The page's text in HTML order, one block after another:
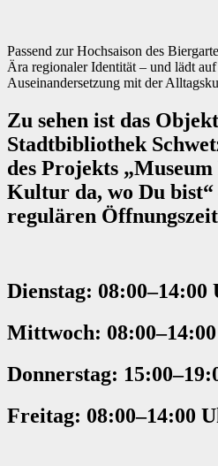
Passend zur Hochsaison des
Ära regionaler Identität – und lädt
Auseinandersetzung mit der
Zu sehen ist das
Stadtbibliothek
des Projekts
Kultur da, wo Du
regulären
Dienstag: 08:00–14:00
Mittwoch:
Donnerstag:
Freitag: 08:00–14:00